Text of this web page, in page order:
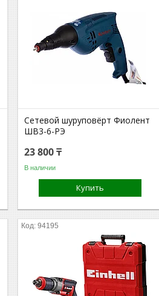
Сетевой шуруповёрт Фиолент
ШВ3-6-РЭ
23 800 ₸
В наличии
Купить
94195